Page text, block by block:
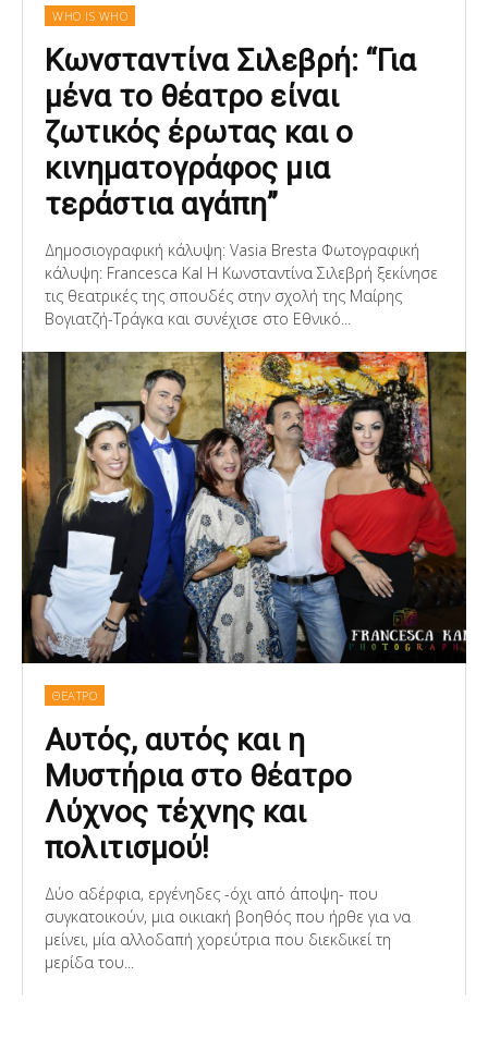
WHO IS WHO
Κωνσταντίνα Σιλεβρή: “Για
μένα το θέατρο είναι
ζωτικός έρωτας και ο
κινηματογράφος μια
τεράστια αγάπη”
Δημοσιογραφική κάλυψη: Vasia Bresta Φωτογραφική
κάλυψη: Francesca Kal Η Κωνσταντίνα Σιλεβρή ξεκίνησε
τις θεατρικές της σπουδές στην σχολή της Μαίρης
Βογιατζή-Τράγκα και συνέχισε στο Εθνικό...
ΘΕΑΤΡΟ
Αυτός, αυτός και η
Μυστήρια στο θέατρο
Λύχνος τέχνης και
πολιτισμού!
Δύο αδέρφια, εργένηδες -όχι από άποψη- που
συγκατοικούν, μια οικιακή βοηθός που ήρθε για να
μείνει, μία αλλοδαπή χορεύτρια που διεκδικεί τη
μερίδα του...